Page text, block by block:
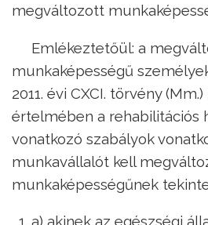
megváltozott
Emlékeztetőül: a
munkaképességű
2011. évi CXCI. törvény (Mm.)
értelmében a rehabilitációs
vonatkozó szabályok
munkavállalót kell
munkaképességűnek
a) akinek az egészségi